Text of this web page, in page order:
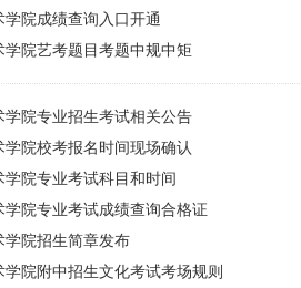
院成绩查询入口开通
学院艺考题目考题中规中矩
学院专业招生考试相关公告
学院校考报名时间现场确认
学院专业考试科目和时间
学院专业考试成绩查询合格证
学院招生简章发布
院附中招生文化考试考场规则